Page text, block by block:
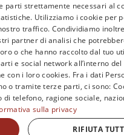
parti strettamente necessari al
Utilizziamo i cookie per
traffico. Condividiamo
partner di analisi che
o che hanno raccolto dal tuo
e social network all’interno
con i loro cookies. Fra i dati
o tramite terze parti, ci sono:
telefono, ragione sociale,
sulla privacy
RIFIUTA